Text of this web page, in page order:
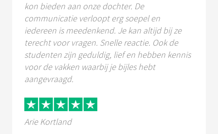
kon bieden aan onze dochter. De
communicatie verloopt erg soepel en
iedereen is meedenkend. Je kan altijd bij ze
terecht voor vragen. Snelle reactie. Ook de
studenten zijn geduldig, lief en hebben kennis
voor de vakken waarbij je bijles hebt
aangevraagd.
Arie Kortland